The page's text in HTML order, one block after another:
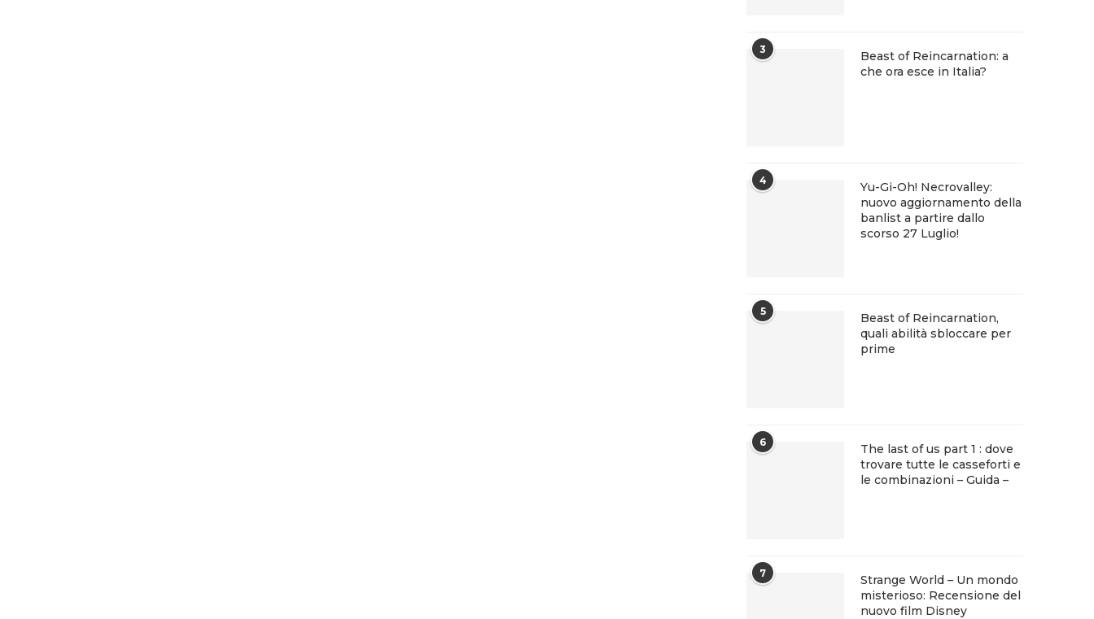
3
Beast of Reincarnation: a
che ora esce in Italia?
4
Yu-Gi-Oh! Necrovalley:
nuovo aggiornamento della
banlist a partire dallo
scorso 27 Luglio!
5
Beast of Reincarnation,
quali abilità sbloccare per
prime
6
The last of us part 1 : dove
trovare tutte le casseforti e
le combinazioni – Guida –
7
Strange World – Un mondo
misterioso: Recensione del
nuovo film Disney